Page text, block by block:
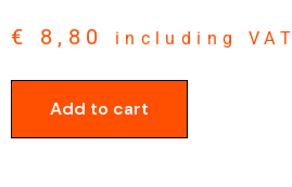
€ 8,80 including VAT
Add to cart